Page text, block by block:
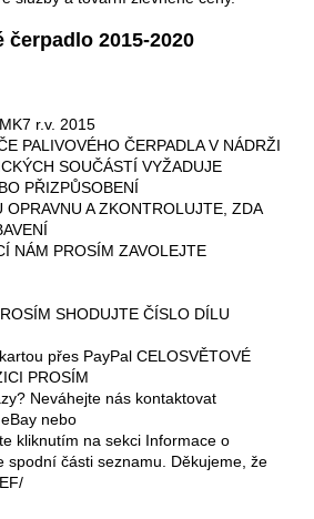
2015-2020
r.v. 2015
PALIVOVÉHO ČERPADLA V NÁDRŽI
SOUČÁSTÍ VYŽADUJE
PŘIZPŮSOBENÍ
OPRAVNU A ZKONTROLUJTE, ZDA
NÁM PROSÍM ZAVOLEJTE
SHODUJTE ČÍSLO DÍLU
přes PayPal CELOSVĚTOVÉ
PROSÍM
Neváhejte nás kontaktovat
nebo
kliknutím na sekci Informace o
spodní části seznamu. Děkujeme, že